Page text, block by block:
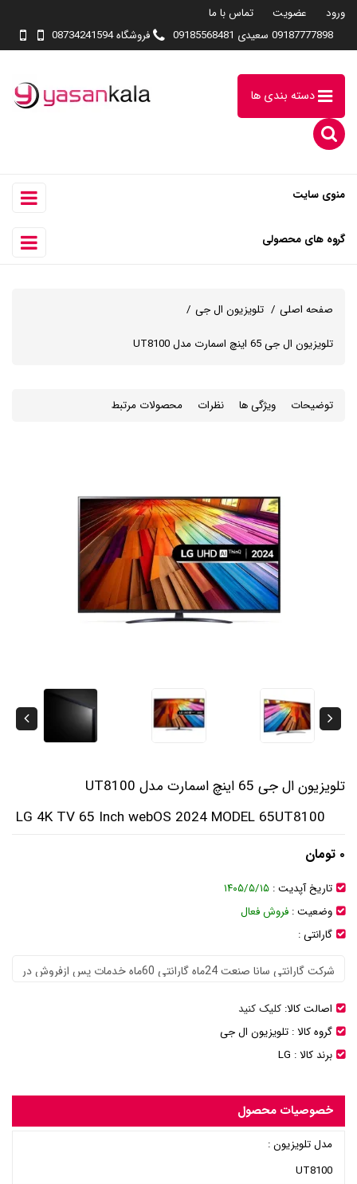
ورود عضویت
تماس با ما
09187777898 سعیدی 09185568481
فروشگاه 08734241594
دسته بندی ها
منوی سایت
گروه های محصولی
صفحه اصلی تلویزیون ال جی
تلویزیون ال جی 65 اینچ اسمارت مدل UT8100
توضیحات ویژگی ها نظرات محصولات مرتبط
تلویزیون ال جی 65 اینچ اسمارت مدل UT8100
LG 4K TV 65 Inch webOS 2024 MODEL 65UT8100
۰ تومان
تاریخ آپدیت : ۱۴۰۵/۵/۱۵
وضعیت : فروش فعال
گارانتی :
اصالت کالا: کلیک کنید
گروه کالا : تلویزیون ال جی
برند کالا : LG
خصوصیات محصول
مدل تلویزیون :
UT8100